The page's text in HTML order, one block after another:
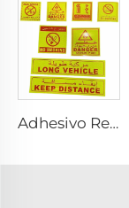
Adhesivo Reflectante Personalizado en Árabe para Vehículo Largo PET/PVC/Prohibido Fumar/Mantener Distancia/Extintor de Incendios/Peligro para ARABIA SAUDITA